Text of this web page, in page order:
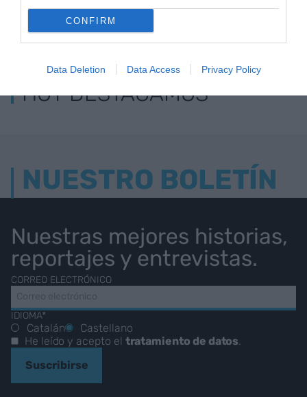
CONFIRM
Data Deletion Data Access Privacy Policy
LOS MÁS LEÍDOS
HOY DESTACAMOS
NUESTRO BOLETÍN
Nuestras mejores historias,
reportajes y entrevistas.
CORREO ELECTRÓNICO
IDIOMA*
Catalán
Castellano
He leído y acepto el tratamiento de datos.
Suscribirse